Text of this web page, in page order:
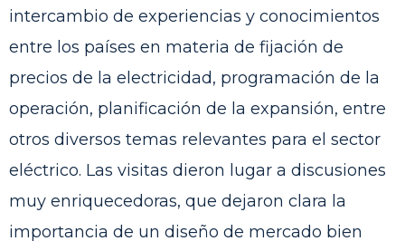
intercambio de experiencias y conocimientos
entre los países en materia de fijación de
precios de la electricidad, programación de la
operación, planificación de la expansión, entre
otros diversos temas relevantes para el sector
eléctrico. Las visitas dieron lugar a discusiones
muy enriquecedoras, que dejaron clara la
importancia de un diseño de mercado bien